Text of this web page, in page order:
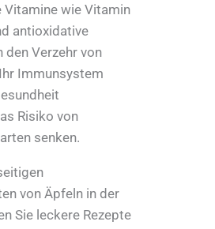
wie Vitamin
antioxidative
den Verzehr von
Immunsystem
Risiko von
senken.
von Äpfeln in der
Sie leckere Rezepte